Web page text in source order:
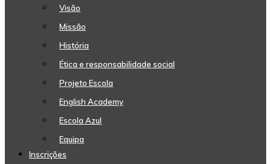
Visão
Missão
História
Ética e responsabilidade social
Projeto Escola
English Academy
Escola Azul
Equipa
Inscrições